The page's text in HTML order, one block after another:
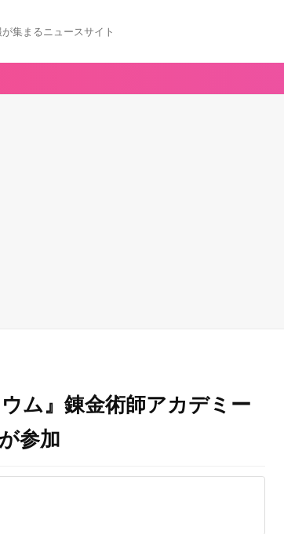
集まるニュースサイト
ム』錬金術師アカデミー
参加